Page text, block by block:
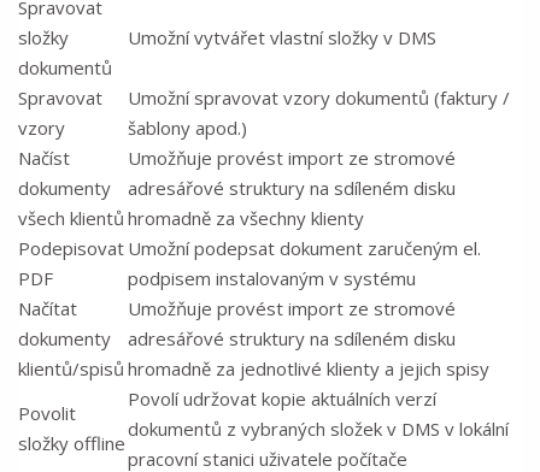
Spravovat
složky
dokumentů
Umožní vytvářet vlastní složky v DMS
Spravovat
vzory
Umožní spravovat vzory dokumentů (faktury /
šablony apod.)
Načíst
dokumenty
všech klientů
Umožňuje provést import ze stromové
adresářové struktury na sdíleném disku
hromadně za všechny klienty
Podepisovat
PDF
Umožní podepsat dokument zaručeným el.
podpisem instalovaným v systému
Načítat
dokumenty
klientů/spisů
Umožňuje provést import ze stromové
adresářové struktury na sdíleném disku
hromadně za jednotlivé klienty a jejich spisy
Povolit
složky offline
Povolí udržovat kopie aktuálních verzí
dokumentů z vybraných složek v DMS v lokální
pracovní stanici uživatele počítače